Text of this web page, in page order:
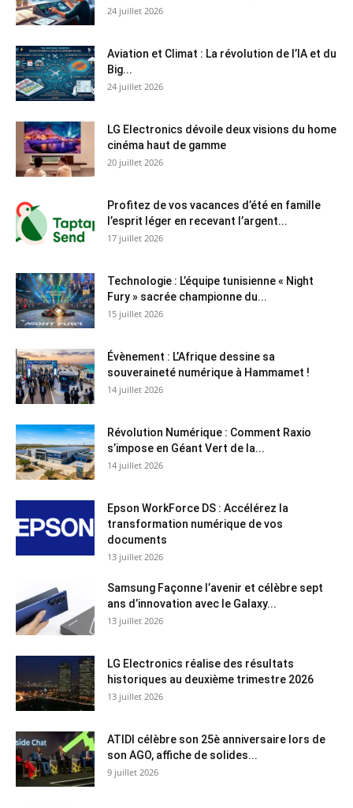
24 juillet 2026
Aviation et Climat : La révolution de l’IA et du
Big...
24 juillet 2026
LG Electronics dévoile deux visions du home
cinéma haut de gamme
20 juillet 2026
Profitez de vos vacances d’été en famille
l’esprit léger en recevant l’argent...
17 juillet 2026
Technologie : L’équipe tunisienne « Night
Fury » sacrée championne du...
15 juillet 2026
Évènement : L’Afrique dessine sa
souveraineté numérique à Hammamet !
14 juillet 2026
Révolution Numérique : Comment Raxio
s’impose en Géant Vert de la...
14 juillet 2026
Epson WorkForce DS : Accélérez la
transformation numérique de vos
documents
13 juillet 2026
Samsung Façonne l’avenir et célèbre sept
ans d’innovation avec le Galaxy...
13 juillet 2026
LG Electronics réalise des résultats
historiques au deuxième trimestre 2026
13 juillet 2026
ATIDI célèbre son 25è anniversaire lors de
son AGO, affiche de solides...
9 juillet 2026